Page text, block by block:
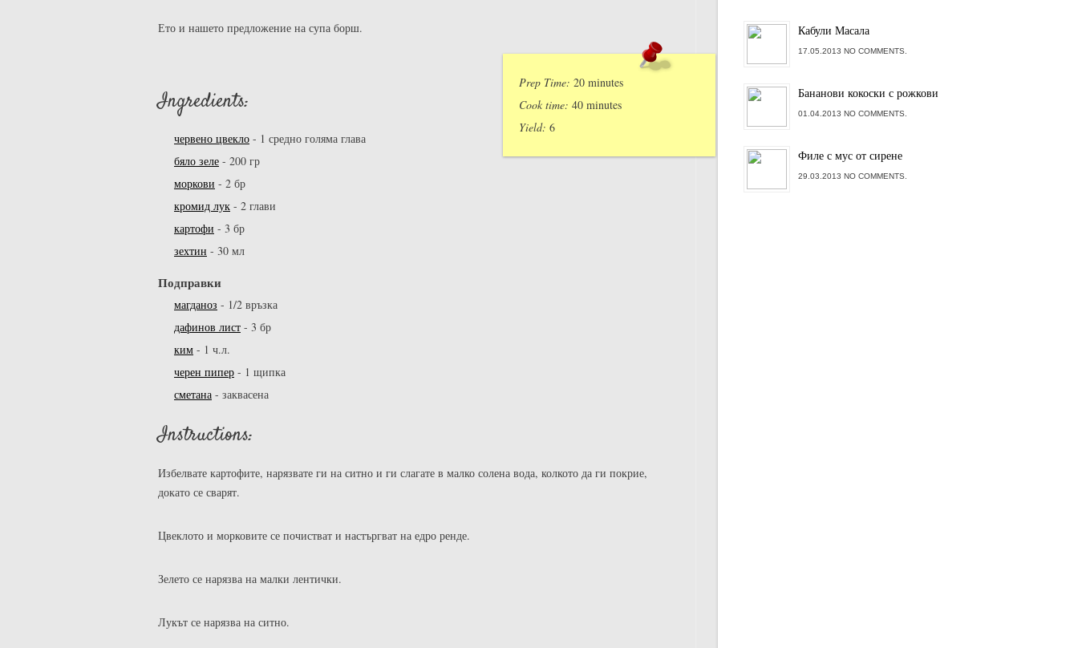
Ето и нашето предложение на супа борш.
Prep Time: 20 minutes
Cook time: 40 minutes
Yield: 6
Ingredients:
червено цвекло - 1 средно голяма глава
бяло зеле - 200 гр
моркови - 2 бр
кромид лук - 2 глави
картофи - 3 бр
зехтин - 30 мл
Подправки
магданоз - 1/2 връзка
дафинов лист - 3 бр
ким - 1 ч.л.
черен пипер - 1 щипка
сметана - заквасена
Instructions:
Избелвате картофите, нарязвате ги на ситно и ги слагате в малко солена вода, колкото да ги покрие,
докато се сварят.
Цвеклото и морковите се почистват и настъргват на едро ренде.
Зелето се нарязва на малки лентички.
Лукът се нарязва на ситно.
Кабули Масала
17.05.2013 NO COMMENTS.
Бананови кокоски с рожкови
01.04.2013 NO COMMENTS.
Филе с мус от сирене
29.03.2013 NO COMMENTS.